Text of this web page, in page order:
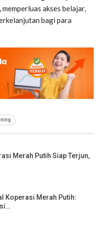
akses belajar,
bagi para
Merah Putih Siap Terjun,
Koperasi Merah Putih: